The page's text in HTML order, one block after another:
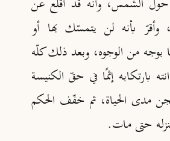
وأقرّ بأنه لن يتمسّك بها أو
بوجه من الوجوه، وبعد ذلك كلّه
بارتكابه إثمًا في حقّ الكنيسة
مدى الحياة، ثم خفّف الحكم
حتى مات.